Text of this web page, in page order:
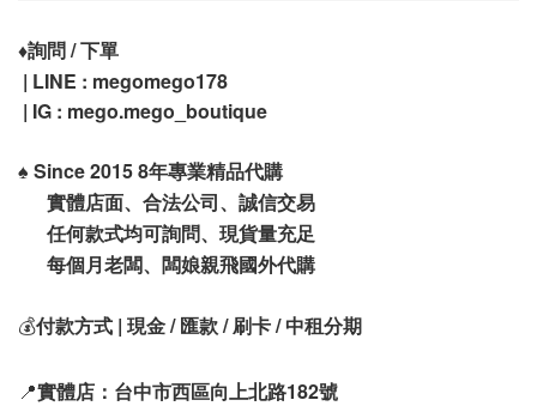
♦️詢問 / 下單
| LINE : megomego178
| IG : mego.mego_boutique
♠️ Since 2015 8年專業精品代購
實體店面、合法公司、誠信交易
任何款式均可詢問、現貨量充足
每個月老闆、闆娘親飛國外代購
💰付款方式 | 現金 / 匯款 / 刷卡 / 中租分期
📍實體店：台中市西區向上北路182號